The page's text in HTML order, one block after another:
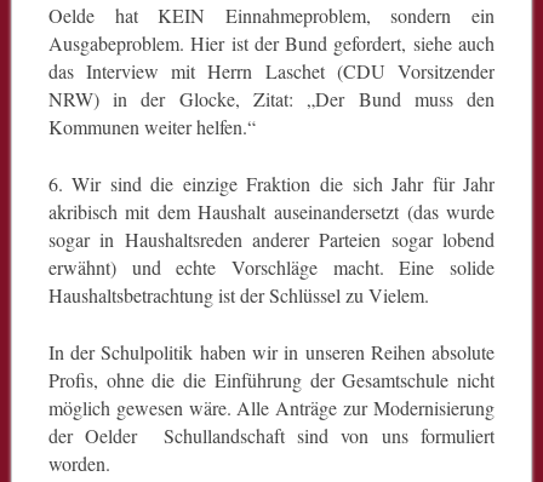
Oelde hat KEIN Einnahmeproblem, sondern ein
Ausgabeproblem. Hier ist der Bund gefordert, siehe auch
das Interview mit Herrn Laschet (CDU Vorsitzender
NRW) in der Glocke, Zitat: „Der Bund muss den
Kommunen weiter helfen.“
6. Wir sind die einzige Fraktion die sich Jahr für Jahr
akribisch mit dem Haushalt auseinandersetzt (das wurde
sogar in Haushaltsreden anderer Parteien sogar lobend
erwähnt) und echte Vorschläge macht. Eine solide
Haushaltsbetrachtung ist der Schlüssel zu Vielem.
In der Schulpolitik haben wir in unseren Reihen absolute
Profis, ohne die die Einführung der Gesamtschule nicht
möglich gewesen wäre. Alle Anträge zur Modernisierung
der Oelder Schullandschaft sind von uns formuliert
worden.